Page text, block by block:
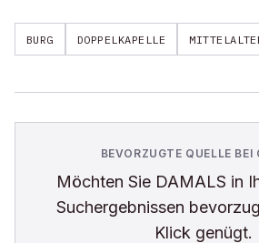
BURG DOPPELKAPELLE
BEVORZUGTE QUELLE BEI
Möchten Sie DAMALS in
Suchergebnissen
Klick genügt.